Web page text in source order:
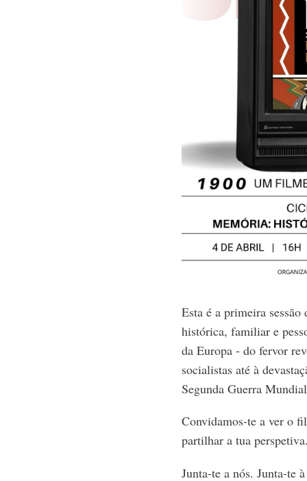
Esta é a primeira
histórica, familiar e
da Europa - do fervor
socialistas até à
Segunda Guerra
Convidamos-te a ver o
partilhar a tua
Junta-te a nós. Junta-te